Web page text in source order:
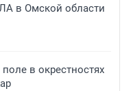
в Омской области
в окрестностях